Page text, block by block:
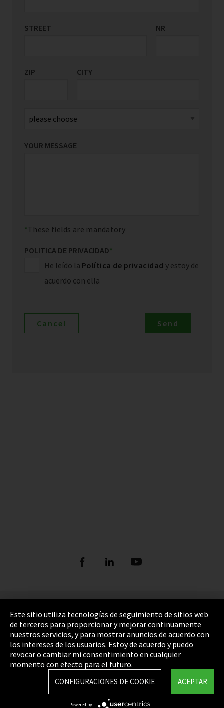
STREET NR
ZIP CITY
COUNTRY/REGION
YOUR MESSAGE
These fields are mandatory
POLITICA DE PRIVACIDAD*
He leído la Política de privacidad y estoy de
acuerdo con ella
Pie de imprenta
Política de privacidad
Cookie Settings
Términos y Condiciones
Mapa del sitio
Integrity Line
Este sitio utiliza tecnologías de seguimiento de sitios web
de terceros para proporcionar y mejorar continuamente
nuestros servicios, y para mostrar anuncios de acuerdo con
los intereses de los usuarios. Estoy de acuerdo y puedo
revocar o cambiar mi consentimiento en cualquier
momento con efecto para el futuro.
ACEPTAR
CONFIGURACIONES DE COOKIE
Powered by